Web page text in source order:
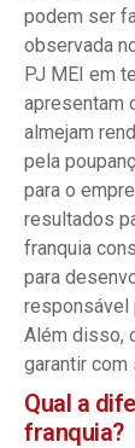
podem ser
observada
PJ MEI em
apresentam
almejam
pela
para o
resultados
franquia
para
responsável
Além disso,
garantir com
Qual a
franquia?